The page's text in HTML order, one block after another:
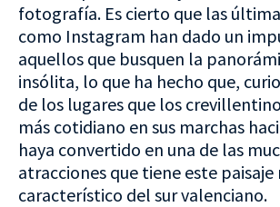
fotografía. Es cierto que las
como Instagram han dado un
aquellos que busquen la
insólita, lo que ha hecho que,
de los lugares que los
más cotidiano en sus marchas
haya convertido en una de las
atracciones que tiene este
característico del sur valenciano.